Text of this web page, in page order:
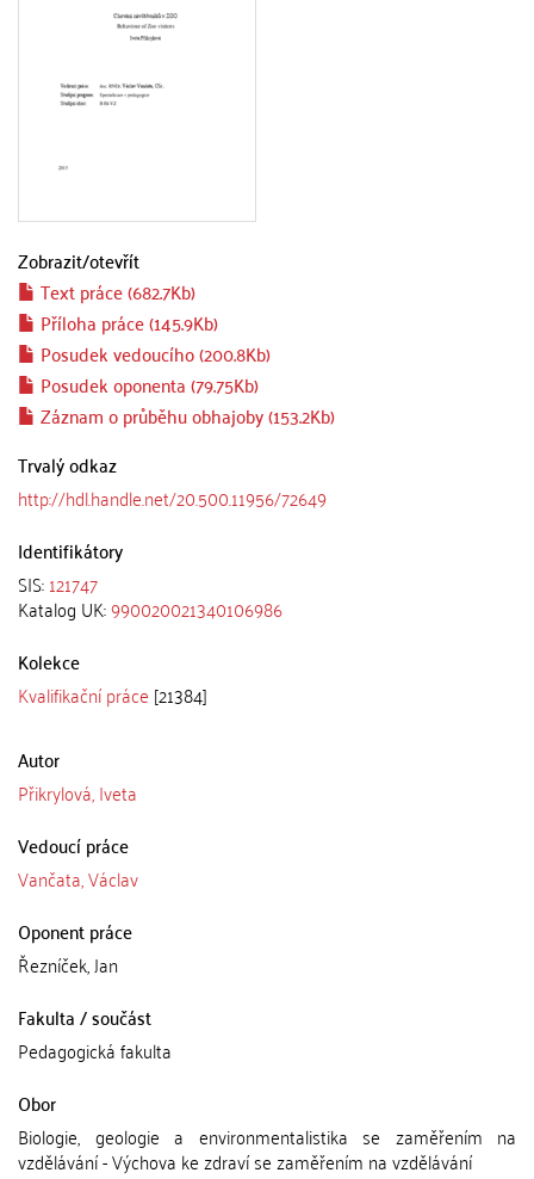
Zobrazit/otevřít
Text práce (682.7Kb)
Příloha práce (145.9Kb)
Posudek vedoucího (200.8Kb)
Posudek oponenta (79.75Kb)
Záznam o průběhu obhajoby (153.2Kb)
Trvalý odkaz
http://hdl.handle.net/20.500.11956/72649
Identifikátory
SIS:121747
Katalog UK:990020021340106986
Kolekce
Kvalifikační práce [21384]
Autor
Přikrylová, Iveta
Vedoucí práce
Vančata, Václav
Oponent práce
Řezníček, Jan
Fakulta / součást
Pedagogická fakulta
Obor
Biologie, geologie a environmentalistika se zaměřením na
vzdělávání - Výchova ke zdraví se zaměřením na vzdělávání